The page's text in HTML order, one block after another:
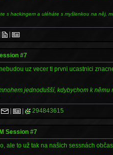
s hackingem a uléháte s myšlenkou na něj,
| |
#7
uz vecer ti prvni ucastnici
jednodušší, kdybychom k němu
| | 294843615
Session #7
ale to už tak na našich sessnách